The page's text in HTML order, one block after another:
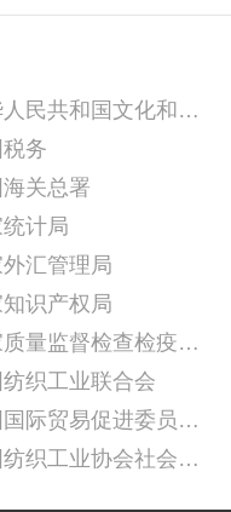
中华人民共和国文化和旅游部
务
关总署
计局
外汇管理局
知识产权局
国家质量监督检查检疫总局
织工业联合会
中国国际贸易促进委员会纺织行业分会
中国纺织工业协会社会责任建设推广委员会